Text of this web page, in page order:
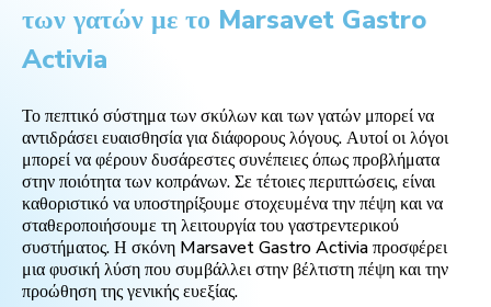
των γατών με το Marsavet Gastro
Activia
Το πεπτικό σύστημα των σκύλων και των γατών μπορεί να
αντιδράσει ευαισθησία για διάφορους λόγους. Αυτοί οι λόγοι
μπορεί να φέρουν δυσάρεστες συνέπειες όπως προβλήματα
στην ποιότητα των κοπράνων. Σε τέτοιες περιπτώσεις, είναι
καθοριστικό να υποστηρίξουμε στοχευμένα την πέψη και να
σταθεροποιήσουμε τη λειτουργία του γαστρεντερικού
συστήματος. Η σκόνη Marsavet Gastro Activia προσφέρει
μια φυσική λύση που συμβάλλει στην βέλτιστη πέψη και την
προώθηση της γενικής ευεξίας.